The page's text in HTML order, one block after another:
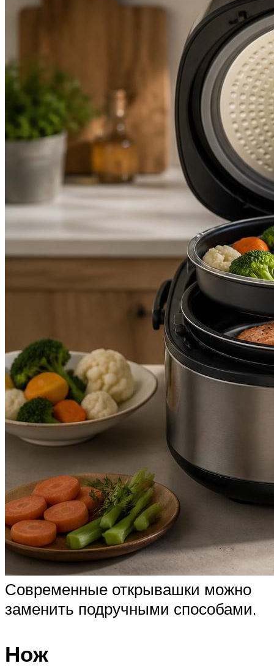
Современные открывашки можно
заменить подручными способами.
Нож